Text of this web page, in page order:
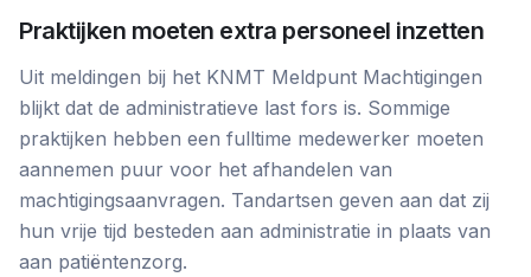
Praktijken moeten extra personeel inzetten
Uit meldingen bij het KNMT Meldpunt Machtigingen
blijkt dat de administratieve last fors is. Sommige
praktijken hebben een fulltime medewerker moeten
aannemen puur voor het afhandelen van
machtigingsaanvragen. Tandartsen geven aan dat zij
hun vrije tijd besteden aan administratie in plaats van
aan patiëntenzorg.